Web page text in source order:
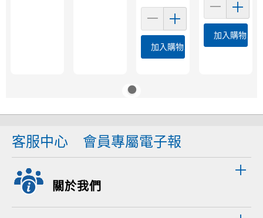
加入購物車
加入購物車
客服中心 會員專屬電子報
關於我們